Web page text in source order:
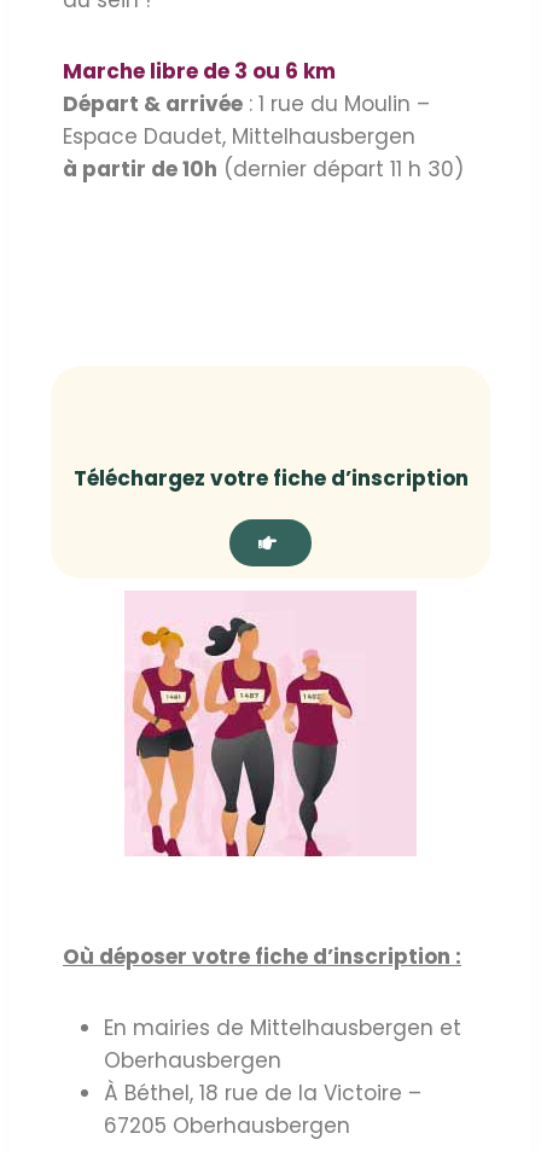
Marche libre de 3 ou 6 km
Départ & arrivée : 1 rue du Moulin –
Espace Daudet, Mittelhausbergen
à partir de 10h (dernier départ 11 h 30)
Téléchargez votre fiche d’inscription
Où déposer votre fiche d’inscription :
En mairies de Mittelhausbergen et
Oberhausbergen
À Béthel, 18 rue de la Victoire –
67205 Oberhausbergen